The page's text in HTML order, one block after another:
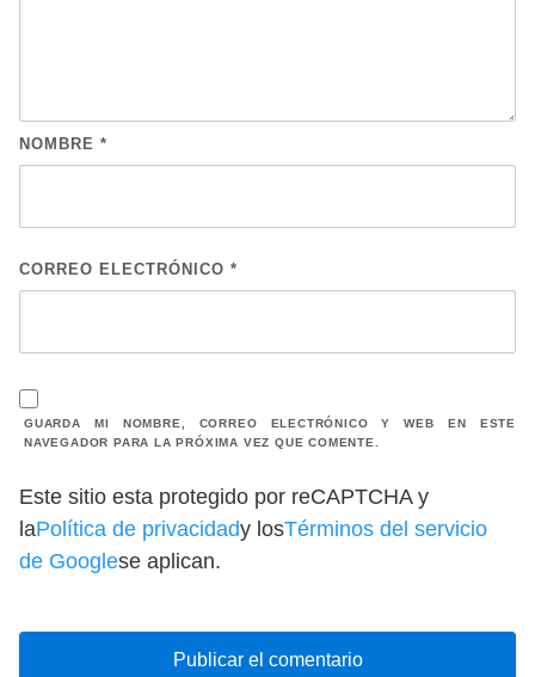
NOMBRE *
CORREO ELECTRÓNICO *
GUARDA MI NOMBRE, CORREO ELECTRÓNICO Y WEB EN ESTE
NAVEGADOR PARA LA PRÓXIMA VEZ QUE COMENTE.
Este sitio esta protegido por reCAPTCHA y
laPolítica de privacidady losTérminos del servicio
de Googlese aplican.